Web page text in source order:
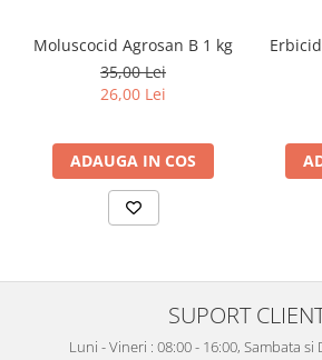
Moluscocid Agrosan B 1 kg
35,00 Lei
26,00 Lei
ADAUGA IN COS
SUPORT
Luni - Vineri : 08:00 - 16:00, Sambata si